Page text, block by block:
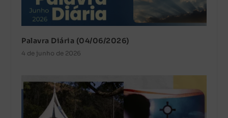
Palavra Diária (04/06/2026)
4 de junho de 2026